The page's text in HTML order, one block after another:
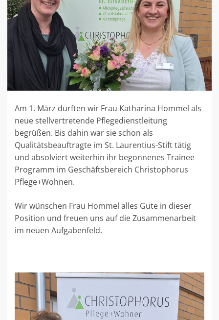
Am 1. März durften wir Frau Katharina Hommel als
neue stellvertretende Pflegedienstleitung
begrüßen. Bis dahin war sie schon als
Qualitätsbeauftragte im St. Laurentius-Stift tätig
und absolviert weiterhin ihr begonnenes Trainee
Programm im Geschäftsbereich Christophorus
Pflege+Wohnen.
Wir wünschen Frau Hommel alles Gute in dieser
Position und freuen uns auf die Zusammenarbeit
im neuen Aufgabenfeld.